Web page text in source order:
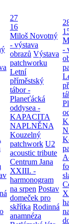
27
16
Miloš Novotný
- výstava
obrazů Výstava
patchworku
Letní
příměstský
tábor -
Planeťácká
oddysea -
KAPACITA
NAPLNĚNA
Kouzelný
patchwork U2
acoustic tribute
Centrum Jana
XXIII. -
harmonogram
na srpen Postav
domeček pro
skřítka Rodinná
anamnéza
-